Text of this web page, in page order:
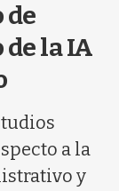
la IA
a la
y